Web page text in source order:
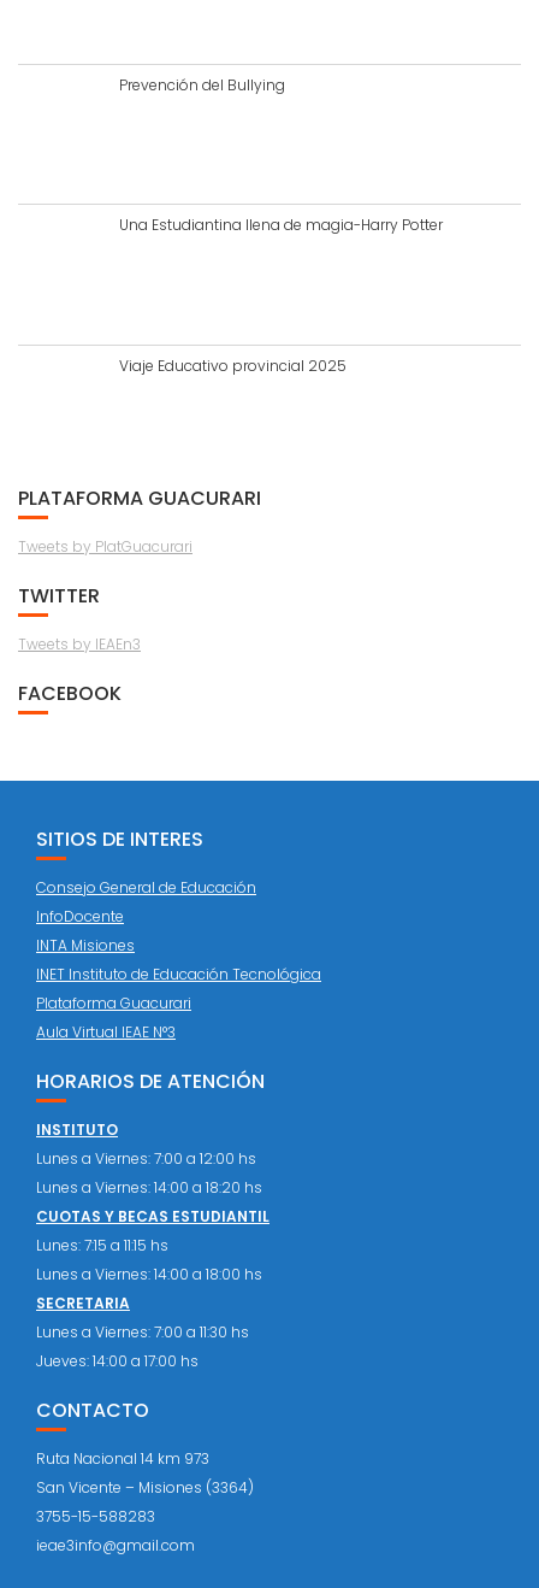
Prevención del Bullying
Una Estudiantina llena de magia-Harry Potter
Viaje Educativo provincial 2025
PLATAFORMA GUACURARI
Tweets by PlatGuacurari
TWITTER
Tweets by IEAEn3
FACEBOOK
SITIOS DE INTERES
Consejo General de Educación
InfoDocente
INTA Misiones
INET Instituto de Educación Tecnológica
Plataforma Guacurari
Aula Virtual IEAE N°3
HORARIOS DE ATENCIÓN
INSTITUTO
Lunes a Viernes: 7:00 a 12:00 hs
Lunes a Viernes: 14:00 a 18:20 hs
CUOTAS Y BECAS ESTUDIANTIL
Lunes: 7:15 a 11:15 hs
Lunes a Viernes: 14:00 a 18:00 hs
SECRETARIA
Lunes a Viernes: 7:00 a 11:30 hs
Jueves: 14:00 a 17:00 hs
CONTACTO
Ruta Nacional 14 km 973
San Vicente – Misiones (3364)
3755-15-588283
ieae3info@gmail.com